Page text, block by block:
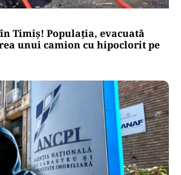
Timiș! Populația, evacuată
unui camion cu hipoclorit pe